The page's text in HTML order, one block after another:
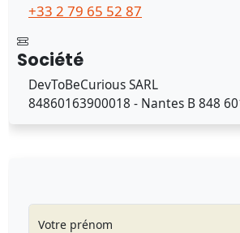
+33 2 79 65 52 87
Société
DevToBeCurious SARL
84860163900018 - Nantes B 848
Votre prénom